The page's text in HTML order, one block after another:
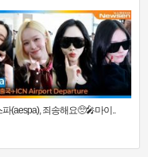
(aespa), 죄송해요🥺🎤마이..